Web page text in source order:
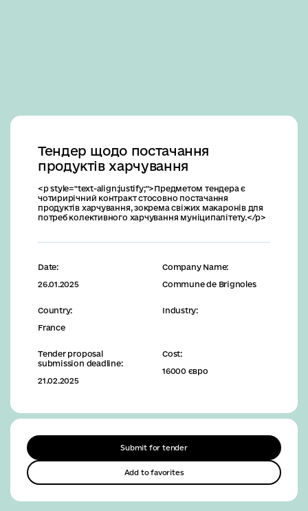
Тендер щодо постачання
продуктів харчування
<p style="text-align:justify;">Предметом тендера є
чотирирічний контракт стосовно постачання
продуктів харчування, зокрема свіжих макаронів для
потреб колективного харчування муніципалітету.</p>
Date:
26.01.2025
Company Name:
Commune de Brignoles
Country:
France
Industry:
Tender proposal
submission deadline:
21.02.2025
Cost:
16000 євро
Submit for tender
Add to favorites